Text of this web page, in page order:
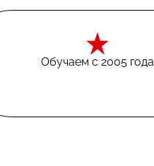
Обучаем с 2005 года